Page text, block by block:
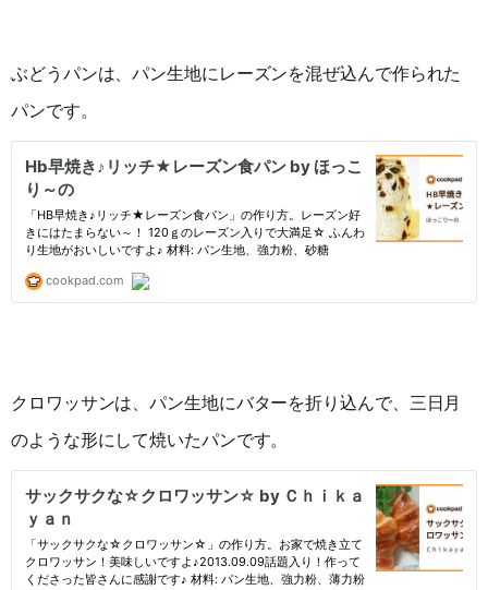
ぶどうパンは、パン生地にレーズンを混ぜ込んで作られた
パンです。
クロワッサンは、パン生地にバターを折り込んで、三日月
のような形にして焼いたパンです。